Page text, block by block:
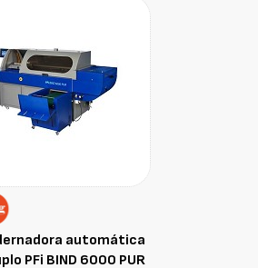
automática
PFi BIND 6000 PUR